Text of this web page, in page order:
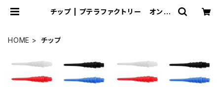
チップ | プテラファクトリー オンラ
HOME チップ